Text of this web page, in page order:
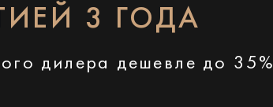
3 ГОДА
дилера дешевле до 35%